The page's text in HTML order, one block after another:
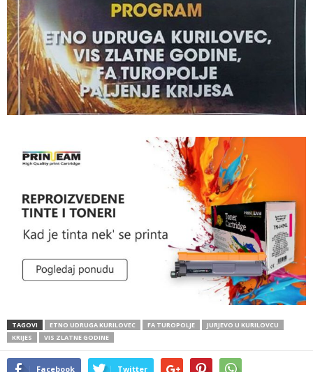
TAGOVI ETNO UDRUGA KURILOVEC FA TUROPOLJE
JURJEVO U KURILOVCU
KRIJES
VIS ZLATNE GODINE
Facebook Twitter